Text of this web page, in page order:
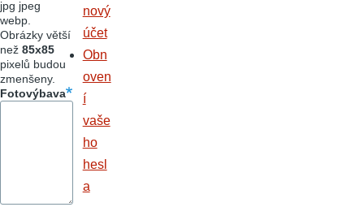
jpg jpeg
webp.
Obrázky větší
než 85x85
pixelů budou
zmenšeny.
Fotovýbava
nový
účet
Obn
oven
í
vaše
ho
hesl
a